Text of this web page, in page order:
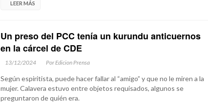
LEER MÁS
Un preso del PCC tenía un kurundu anticuernos
en la cárcel de CDE
13/12/2024 Por Edicion Prensa
Según espiritista, puede hacer fallar al “amigo” y que no le miren a la
mujer. Calavera estuvo entre objetos requisados, algunos se
preguntaron de quién era.